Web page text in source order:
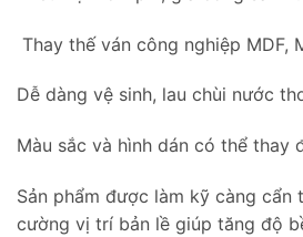
Thay thế ván công nghiệp MDF,
Dễ dàng vệ sinh, lau chùi nước
Màu sắc và hình dán có thể thay
Sản phẩm được làm kỹ càng cẩn
cường vị trí bản lề giúp tăng độ